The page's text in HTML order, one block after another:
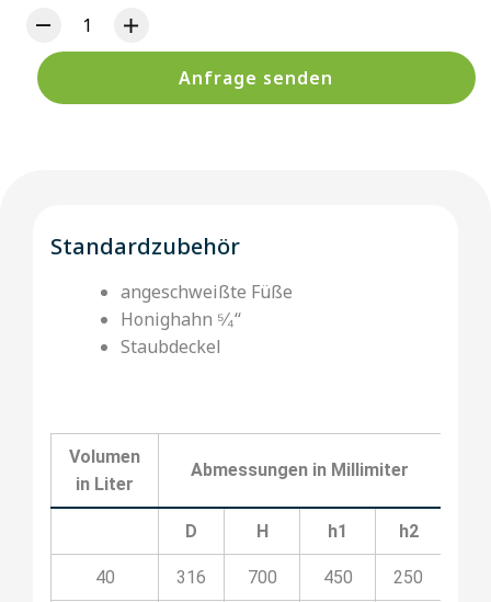
Anfrage senden
Standardzubehör
angeschweißte Füße
Honighahn ⁵⁄₄‘‘
Staubdeckel
Volumen
in Liter
Abmessungen in Millimiter
D H h1 h2
40 316 700 450 250